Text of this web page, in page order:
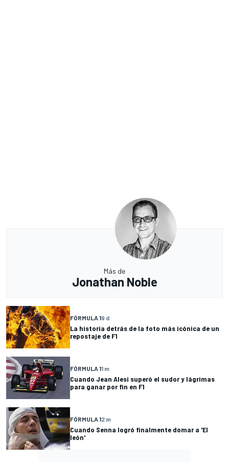
Más de
Jonathan Noble
FÓRMULA 19 d
La historia detrás de la foto más icónica de un
repostaje de F1
FÓRMULA 11 m
Cuando Jean Alesi superó el sudor y lágrimas
para ganar por fin en F1
FÓRMULA 12 m
Cuando Senna logró finalmente domar a 'El
león'